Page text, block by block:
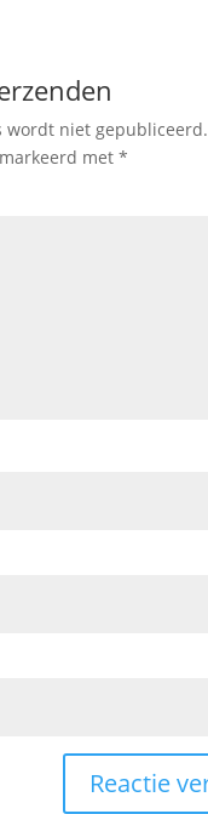
wordt niet gepubliceerd.
met *